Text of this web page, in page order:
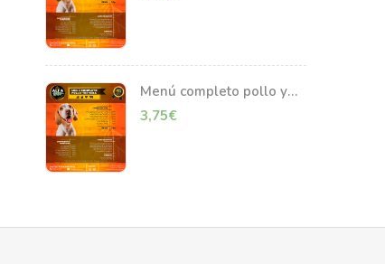
Menú completo pollo y
ternera 1kg
3,75€